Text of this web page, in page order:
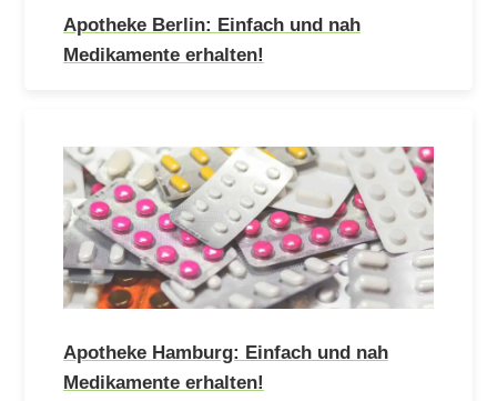
Apotheke Berlin: Einfach und nah
Medikamente erhalten!
Apotheke Hamburg: Einfach und nah
Medikamente erhalten!